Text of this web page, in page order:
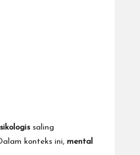
saling
konteks ini, mental